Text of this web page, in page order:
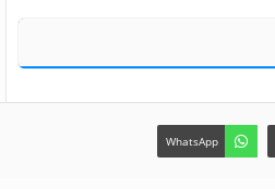
WhatsApp